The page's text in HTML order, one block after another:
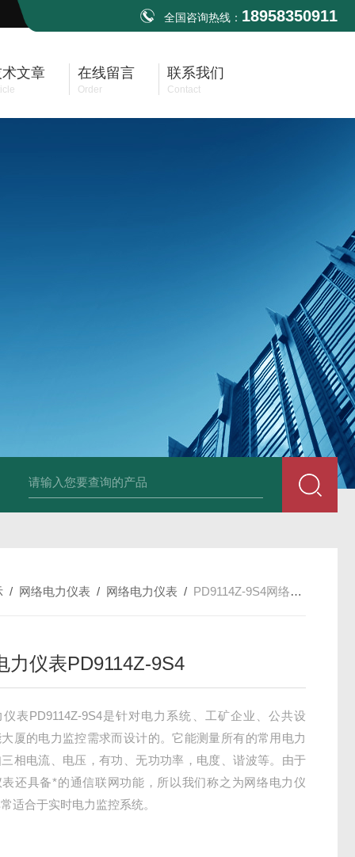
全国咨询热线： 18958350911
文章 在线留言
Order
联系我们
Contact
变送器GPV-V1-F1-P2-O3 变送器GPA-A2-F1-P2-O3 变送器
/ 网络电力仪表 / 网络电力仪表 / PD9114Z-9S4网络电力仪表PD9114Z-9S4
力仪表PD9114Z-9S4
仪表PD9114Z-9S4是针对电力系统、工矿企业、公共设
厦的电力监控需求而设计的。它能测量所有的常用电力
相电流、电压，有功、无功功率，电度、谐波等。由于
还具备*的通信联网功能，所以我们称之为网络电力仪
适合于实时电力监控系统。